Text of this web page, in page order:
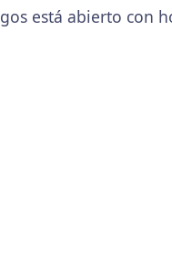
está abierto con